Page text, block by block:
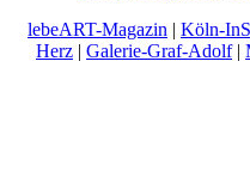
lebeART-Magazin | Köln-
Herz | Galerie-Graf-Adolf|